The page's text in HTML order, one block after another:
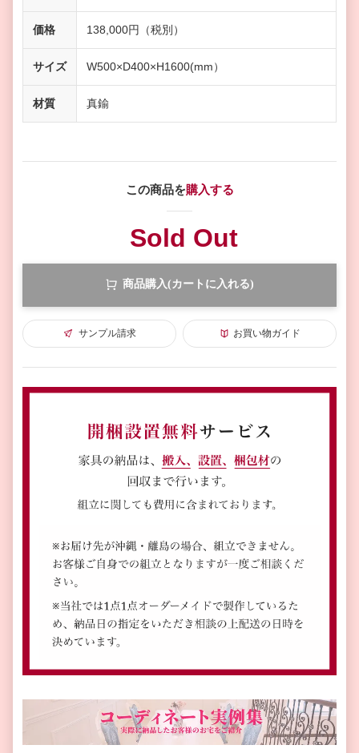
価格 138,000円（税別）
サイズ W500×D400×H1600(mm）
材質 真鍮
この商品を購入する
Sold Out
商品購入(カートに入れる)
サンプル請求 お買い物ガイド